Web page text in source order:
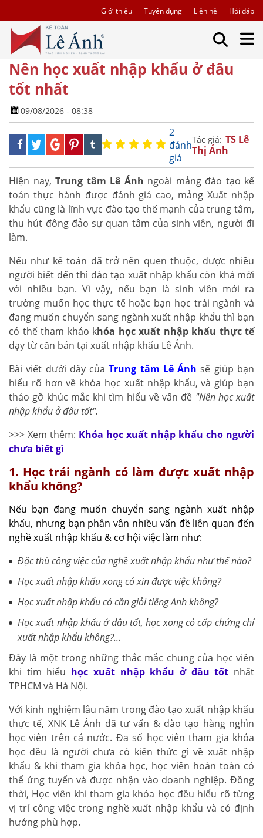
Giới thiệu Tuyển dụng Liên hệ Hỏi đáp
Nên học xuất nhập khẩu ở đâu
tốt nhất
09/08/2026 - 08:38
2
đánh
giá
Tác giả: TS Lê
Thị Ánh
Hiện nay, Trung tâm Lê Ánh ngoài mảng đào tạo kế
toán thực hành được đánh giá cao, mảng Xuất nhập
khẩu cũng là lĩnh vực đào tạo thế mạnh của trung tâm,
thu hút đông đảo sự quan tâm của sinh viên, người đi
làm.
Nếu như kế toán đã trở nên quen thuộc, được nhiều
người biết đến thì đào tạo xuất nhập khẩu còn khá mới
với nhiều bạn. Vì vậy, nếu bạn là sinh viên mới ra
trường muốn học thực tế hoặc bạn học trái ngành và
đang muốn chuyển sang ngành xuất nhập khẩu thì bạn
có thể tham khảo khóa học xuất nhập khẩu thực tế
dạy từ căn bản tại xuất nhập khẩu Lê Ánh.
Bài viết dưới đây củaTrung tâm Lê Ánh sẽ giúp bạn
hiểu rõ hơn về khóa học xuất nhập khẩu, và giúp bạn
tháo gỡ khúc mắc khi tìm hiểu về vấn đề "Nên học xuất
nhập khẩu ở đâu tốt".
>>> Xem thêm: Khóa học xuất nhập khẩu cho người
chưa biết gì
1. Học trái ngành có làm được xuất nhập
khẩu không?
Nếu bạn đang muốn chuyển sang ngành xuất nhập
khẩu, nhưng bạn phân vân nhiều vấn đề liên quan đến
nghề xuất nhập khẩu & cơ hội việc làm như:
Đặc thù công việc của nghề xuất nhập khẩu như thế nào?
Học xuất nhập khẩu xong có xin được việc không?
Học xuất nhập khẩu có cần giỏi tiếng Anh không?
Học xuất nhập khẩu ở đâu tốt, học xong có cấp chứng chỉ
xuất nhập khẩu không?...
Đây là một trong những thắc mắc chung của học viên
khi tìm hiểu học xuất nhập khẩu ở đâu tốt nhất
TPHCM và Hà Nội.
Với kinh nghiệm lâu năm trong đào tạo xuất nhập khẩu
thực tế, XNK Lê Ánh đã tư vấn & đào tạo hàng nghìn
học viên trên cả nước. Đa số học viên tham gia khóa
học đều là người chưa có kiến thức gì về xuất nhập
khẩu & khi tham gia khóa học, học viên hoàn toàn có
thể ứng tuyển và được nhận vào doanh nghiệp. Đồng
thời, Học viên khi tham gia khóa học đều hiểu rõ từng
vị trí công việc trong nghề xuất nhập khẩu và có định
hướng phù hợp.